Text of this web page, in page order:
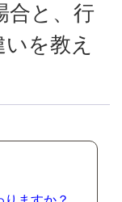
合と、行
を教え